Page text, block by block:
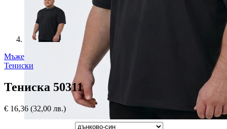
Мъже
Тениски
Тениска 50311
€ 16,36 (32,00 лв.)